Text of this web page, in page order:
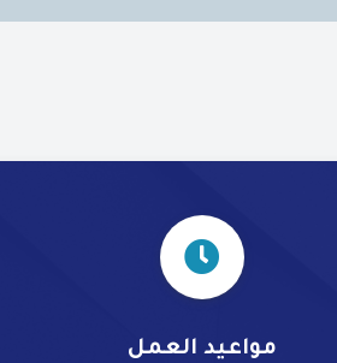
مواعيد العمل